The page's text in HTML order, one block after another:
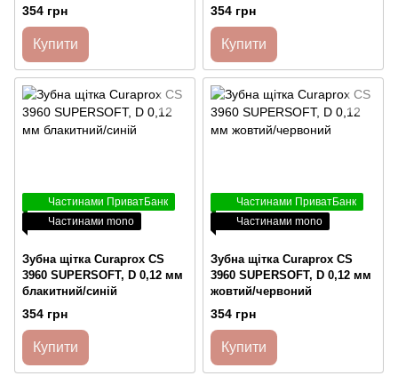
354 грн
Купити
354 грн
Купити
Частинами ПриватБанк
Частинами mono
Зубна щітка Curaprox CS
3960 SUPERSOFT, D 0,12 мм
блакитний/синій
354 грн
Купити
Частинами ПриватБанк
Частинами mono
Зубна щітка Curaprox CS
3960 SUPERSOFT, D 0,12 мм
жовтий/червоний
354 грн
Купити